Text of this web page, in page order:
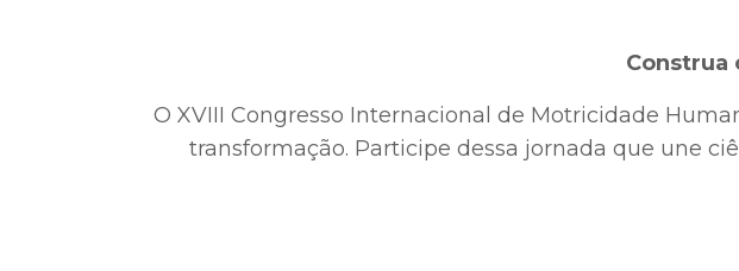
Construa
O XVIII Congresso Internacional de Motricidade
transformação. Participe dessa jornada que une